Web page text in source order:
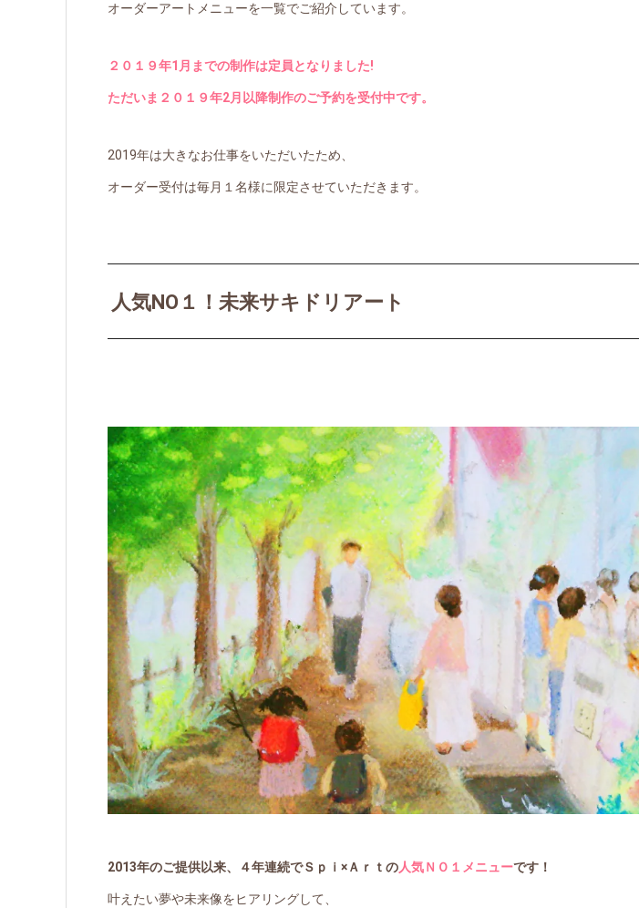
オーダーアートメニューを一覧でご紹介しています。
２０１９年1 月までの制作は定員となりました!
ただいま２０１９年2月以降制作のご予約を受付中です。
2019年は大きなお仕事をいただいたため、
オーダー受付は毎月１名様に限定させていただきます。
人気NO１！未来サキドリアート
2013年のご提供以来、４年連続でＳｐｉ×Ａｒｔの人気ＮＯ１メニューです！
叶えたい夢や未来像をヒアリングして、